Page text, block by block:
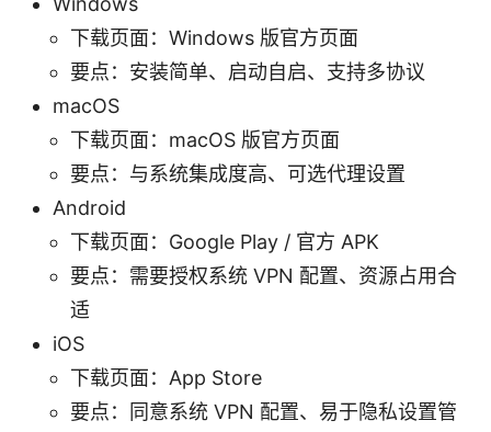
下载页面：Windows 版官方页面
要点：安装简单、启动自启、支持多协议
macOS
下载页面：macOS 版官方页面
要点：与系统集成度高、可选代理设置
Android
下载页面：Google Play / 官方 APK
要点：需要授权系统 VPN 配置、资源占用合
适
iOS
下载页面：App Store
要点：同意系统 VPN 配置、易于隐私设置管